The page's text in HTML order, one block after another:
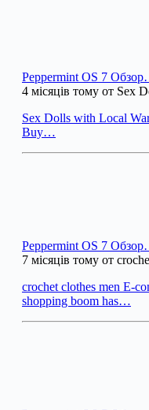
Peppermint OS 7
4 місяців тому от Sex
Sex Dolls with Local
Buy…
Peppermint OS 7
7 місяців тому от
crochet clothes men E-
shopping boom has…